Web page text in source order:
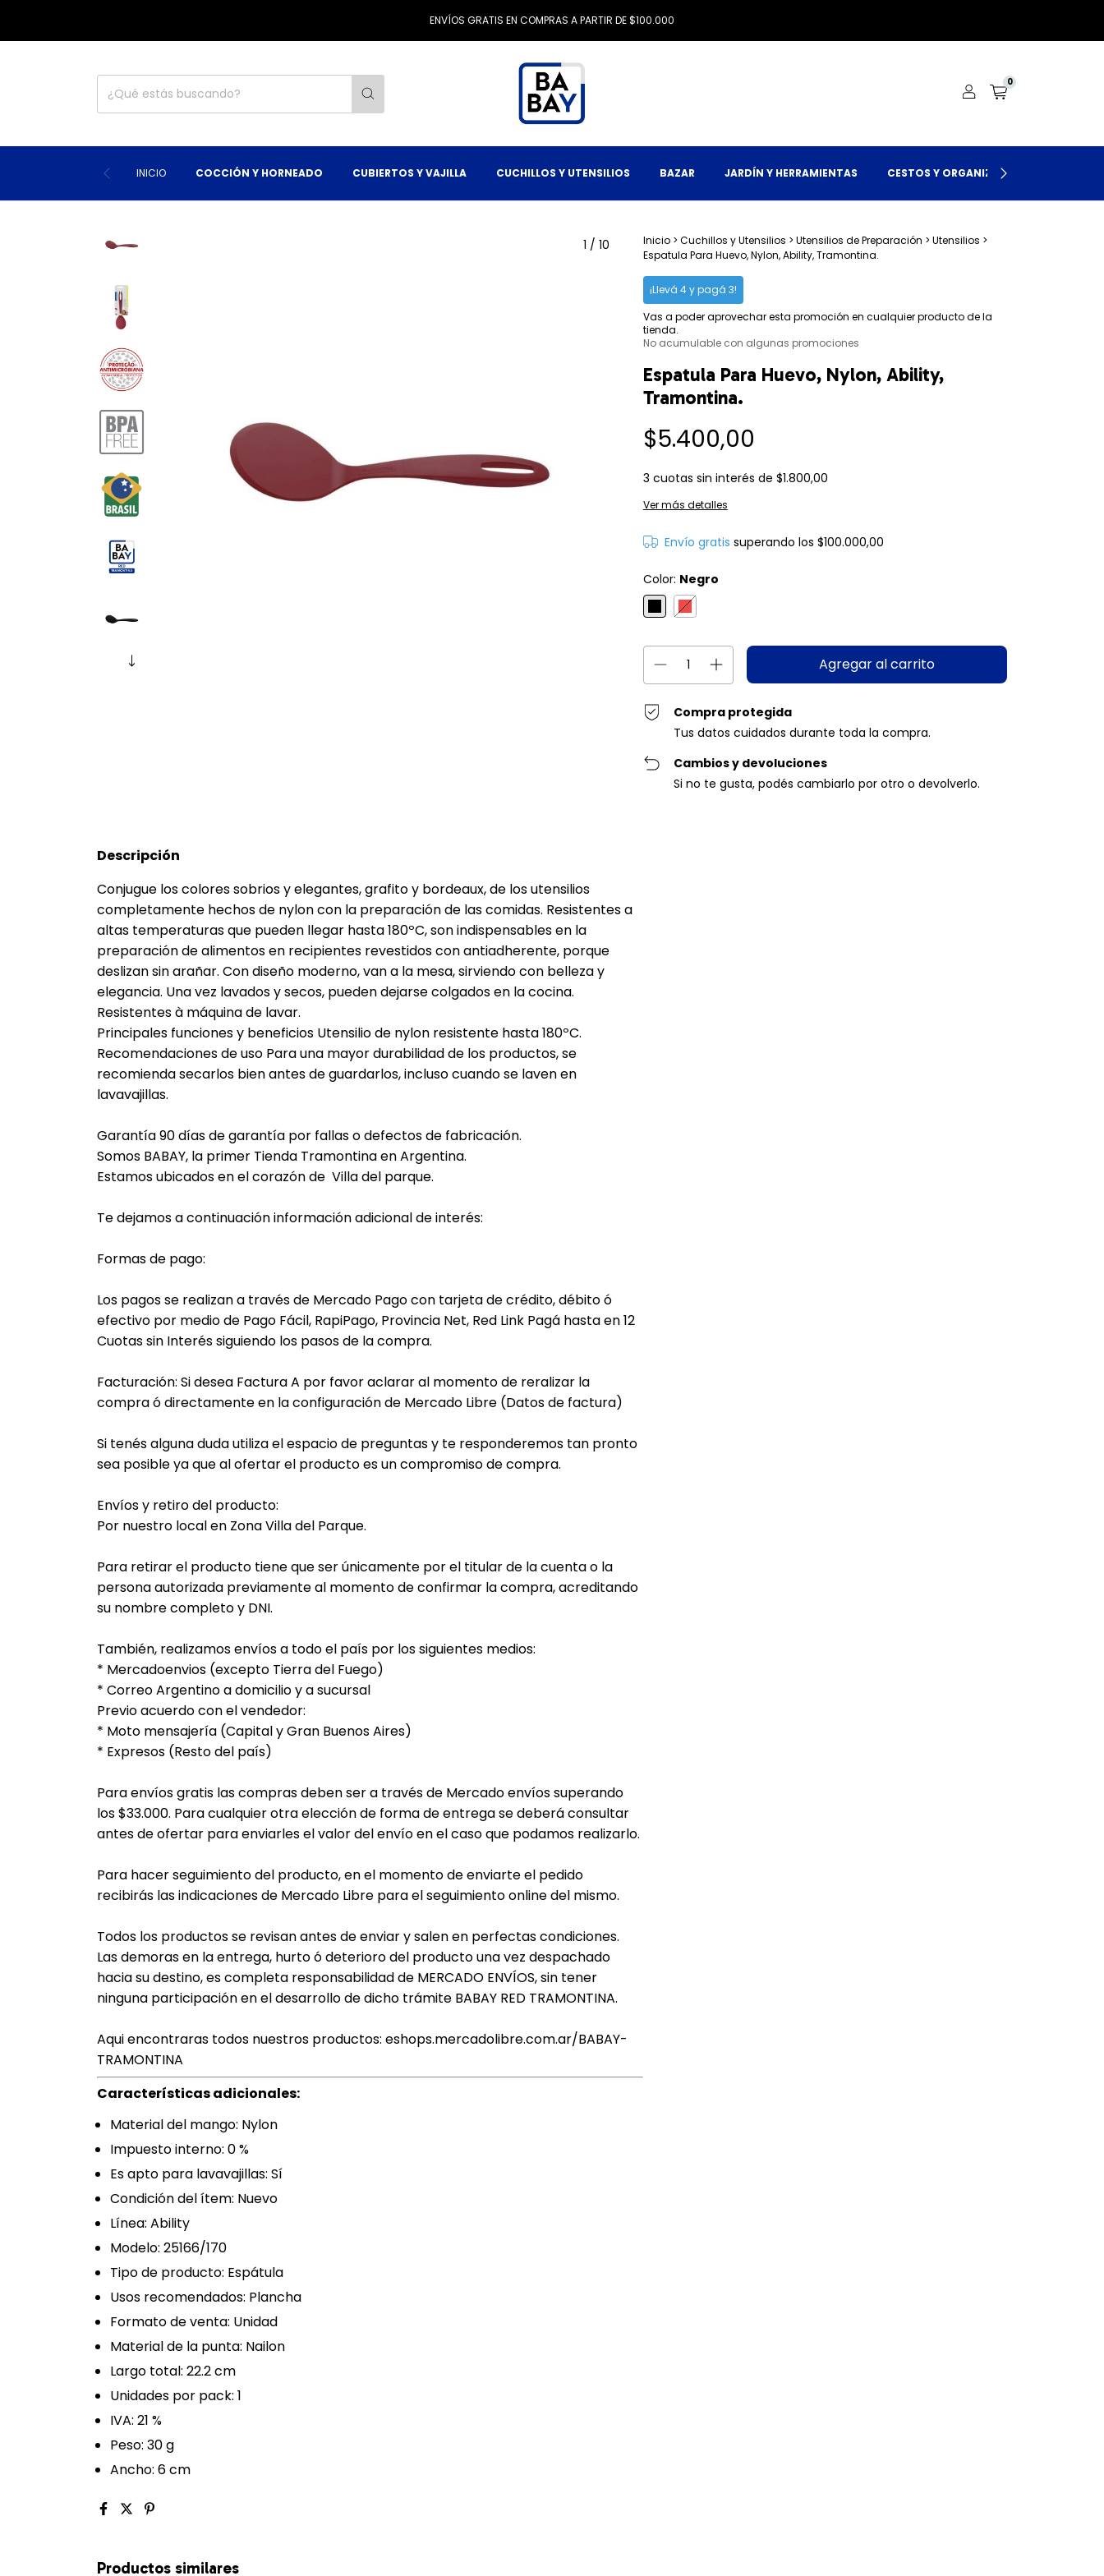
ENVÍOS GRATIS EN COMPRAS A PARTIR DE $100.000
0
INICIO COCCIÓN Y HORNEADO CUBIERTOS Y VAJILLA CUCHILLOS Y UTENSILIOS BAZAR JARDÍN Y HERRAMIENTAS CESTOS Y ORGANIZACIÓN
1 / 10 Inicio > Cuchillos y Utensilios > Utensilios de Preparación > Utensilios >
Espatula Para Huevo, Nylon, Ability, Tramontina.
¡Llevá 4 y pagá 3!
Vas a poder aprovechar esta promoción en cualquier producto de la
tienda.
No acumulable con algunas promociones
Espatula Para Huevo, Nylon, Ability,
Tramontina.
$5.400,00
3 cuotas sin interés de $1.800,00
Ver más detalles
Envío gratis superando los$100.000,00
Color: Negro
Compra protegida
Tus datos cuidados durante toda la compra.
Cambios y devoluciones
Si no te gusta, podés cambiarlo por otro o devolverlo.
Descripción
Conjugue los colores sobrios y elegantes, grafito y bordeaux, de los utensilios
completamente hechos de nylon con la preparación de las comidas. Resistentes a
altas temperaturas que pueden llegar hasta 180ºC, son indispensables en la
preparación de alimentos en recipientes revestidos con antiadherente, porque
deslizan sin arañar. Con diseño moderno, van a la mesa, sirviendo con belleza y
elegancia. Una vez lavados y secos, pueden dejarse colgados en la cocina.
Resistentes à máquina de lavar.
Principales funciones y beneficios Utensilio de nylon resistente hasta 180ºC.
Recomendaciones de uso Para una mayor durabilidad de los productos, se
recomienda secarlos bien antes de guardarlos, incluso cuando se laven en
lavavajillas.
Garantía 90 días de garantía por fallas o defectos de fabricación.
Somos BABAY, la primer Tienda Tramontina en Argentina.
Estamos ubicados en el corazón de Villa del parque.
Te dejamos a continuación información adicional de interés:
Formas de pago:
Los pagos se realizan a través de Mercado Pago con tarjeta de crédito, débito ó
efectivo por medio de Pago Fácil, RapiPago, Provincia Net, Red Link Pagá hasta en 12
Cuotas sin Interés siguiendo los pasos de la compra.
Facturación: Si desea Factura A por favor aclarar al momento de reralizar la
compra ó directamente en la configuración de Mercado Libre (Datos de factura)
Si tenés alguna duda utiliza el espacio de preguntas y te responderemos tan pronto
sea posible ya que al ofertar el producto es un compromiso de compra.
Envíos y retiro del producto:
Por nuestro local en Zona Villa del Parque.
Para retirar el producto tiene que ser únicamente por el titular de la cuenta o la
persona autorizada previamente al momento de confirmar la compra, acreditando
su nombre completo y DNI.
También, realizamos envíos a todo el país por los siguientes medios:
* Mercadoenvios (excepto Tierra del Fuego)
* Correo Argentino a domicilio y a sucursal
Previo acuerdo con el vendedor:
* Moto mensajería (Capital y Gran Buenos Aires)
* Expresos (Resto del país)
Para envíos gratis las compras deben ser a través de Mercado envíos superando
los $33.000. Para cualquier otra elección de forma de entrega se deberá consultar
antes de ofertar para enviarles el valor del envío en el caso que podamos realizarlo.
Para hacer seguimiento del producto, en el momento de enviarte el pedido
recibirás las indicaciones de Mercado Libre para el seguimiento online del mismo.
Todos los productos se revisan antes de enviar y salen en perfectas condiciones.
Las demoras en la entrega, hurto ó deterioro del producto una vez despachado
hacia su destino, es completa responsabilidad de MERCADO ENVÍOS, sin tener
ninguna participación en el desarrollo de dicho trámite BABAY RED TRAMONTINA.
Aqui encontraras todos nuestros productos: eshops.mercadolibre.com.ar/BABAY-
TRAMONTINA
Características adicionales:
Material del mango: Nylon
Impuesto interno: 0 %
Es apto para lavavajillas: Sí
Condición del ítem: Nuevo
Línea: Ability
Modelo: 25166/170
Tipo de producto: Espátula
Usos recomendados: Plancha
Formato de venta: Unidad
Material de la punta: Nailon
Largo total: 22.2 cm
Unidades por pack: 1
IVA: 21 %
Peso: 30 g
Ancho: 6 cm
Productos similares